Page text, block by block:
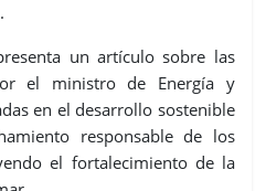
un artículo sobre las
el ministro de Energía y
en el desarrollo sostenible
responsable de los
el fortalecimiento de la